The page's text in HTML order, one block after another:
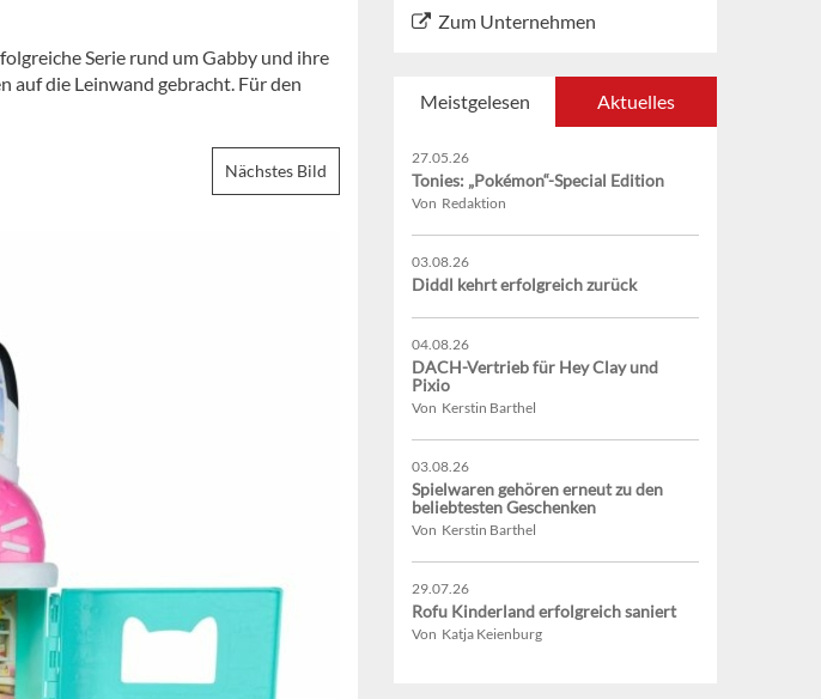
Serie rund um Gabby und ihre
auf die Leinwand gebracht. Für den
Nächstes Bild
Zum Unternehmen
Meistgelesen Aktuelles
27.05.26
Tonies: „Pokémon“-Special Edition
Von Redaktion
03.08.26
Diddl kehrt erfolgreich zurück
04.08.26
DACH-Vertrieb für Hey Clay und
Pixio
Von Kerstin Barthel
03.08.26
Spielwaren gehören erneut zu den
beliebtesten Geschenken
Von Kerstin Barthel
29.07.26
Rofu Kinderland erfolgreich saniert
Von Katja Keienburg